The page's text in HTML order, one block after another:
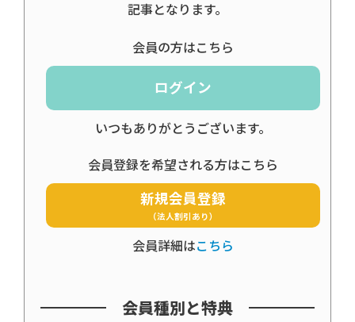
記事となります。
会員の方はこちら
ログイン
いつもありがとうございます。
会員登録を希望される方はこちら
新規会員登録
（法人割引あり）
会員詳細はこちら
会員種別と特典